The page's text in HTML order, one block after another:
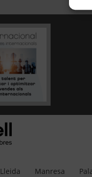
Lleida Manresa